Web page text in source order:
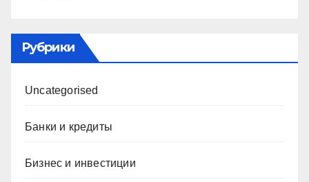
Рубрики
Uncategorised
Банки и кредиты
Бизнес и инвестиции